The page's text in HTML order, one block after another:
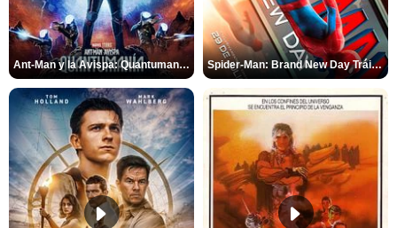
Ant-Man y la Avispa: Quantumanía Tráiler (2) Spider-Man: Brand New Day Tráiler (3)